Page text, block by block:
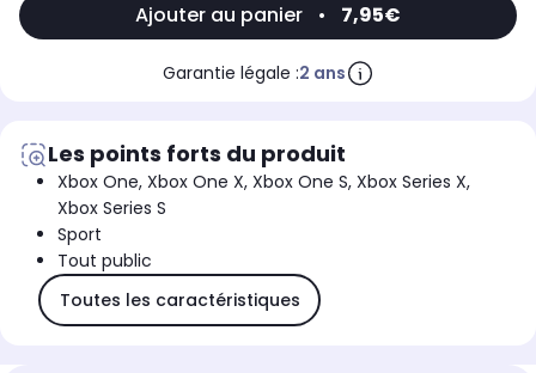
Ajouter au panier • 7,95€
Garantie légale :2 ans
Les points forts du produit
Xbox One, Xbox One X, Xbox One S, Xbox Series X,
Xbox Series S
Sport
Tout public
Toutes les caractéristiques